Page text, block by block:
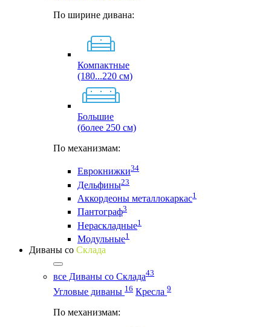
По ширине дивана:
Компактные
(180...220 см)
Большие
(более 250 см)
По механизмам:
Еврокнижки34
Дельфины23
Аккордеоны металлокаркас1
Пантограф3
Нераскладные1
Модульные1
Диваны со Склада
все Диваны со Склада43
Угловые диваны 16 Кресла 9
По механизмам: